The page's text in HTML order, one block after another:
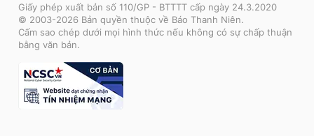
Giấy phép xuất bản số 110/GP - BTTTT cấp ngày 24.3.2020
© 2003-2026 Bản quyền thuộc về Báo Thanh Niên.
Cấm sao chép dưới mọi hình thức nếu không có sự chấp thuận
bằng văn bản.